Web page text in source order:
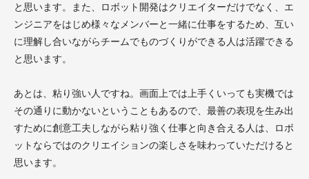
と思います。また、ロボット開発はクリエイターだけでなく、エ
ンジニアをはじめ様々なメンバーと一緒に仕事をするため、互い
に理解し合いながらチームでものづくりができる人は活躍できる
と思います。
あとは、粘り強い人ですね。画面上では上手くいっても実機では
その通りに動かないということもあるので、最善の表現を生み出
すために創意工夫しながら粘り強く仕事と向き合える人は、ロボ
ットならではのクリエイションの楽しさを味わっていただけると
思います。